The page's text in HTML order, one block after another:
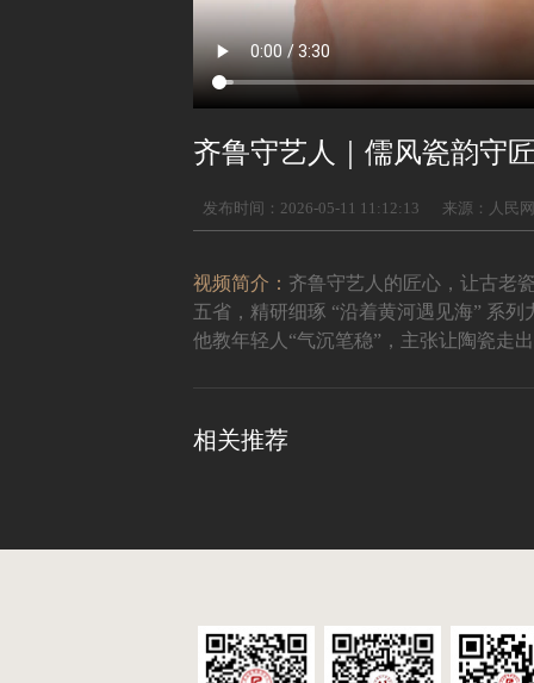
齐鲁守艺人｜儒风瓷韵守
发布时间：2026-05-11 11:12:13 来源：人民网
视频简介： 齐鲁守艺人的匠心，让古老
五省，精研细琢 “沿着黄河遇见海” 系
他教年轻人“气沉笔稳”，主张让陶瓷走
相关推荐